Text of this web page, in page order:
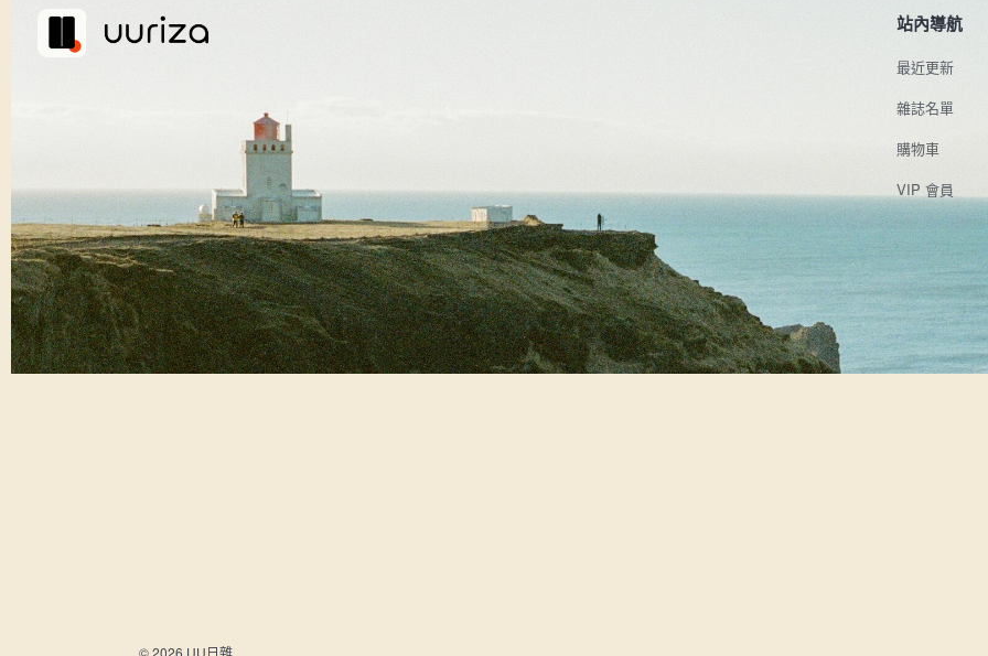
站內導航
最近更新
雜誌名單
購物車
VIP 會員
© 2026 UU日雜.